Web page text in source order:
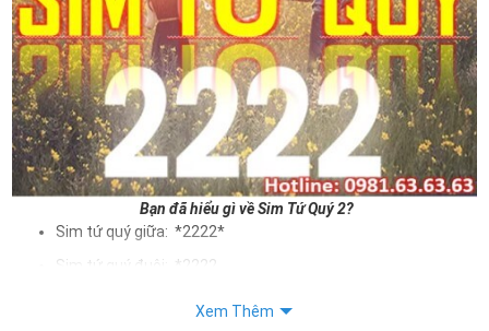
Bạn đã hiểu gì về Sim Tứ Quý 2?
Sim tứ quý giữa: *2222*
Sim tứ quý đuôi: *2222
Xem Thêm